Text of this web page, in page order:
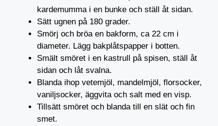
kardemumma i en bunke och ställ åt sidan.
Sätt ugnen på 180 grader.
Smörj och bröa en bakform, ca 22 cm i
diameter. Lägg bakplåtspapper i botten.
Smält smöret i en kastrull på spisen, ställ åt
sidan och låt svalna.
Blanda ihop vetemjöl, mandelmjöl, florsocker,
vaniljsocker, äggvita och salt med en visp.
Tillsätt smöret och blanda till en slät och fin
smet.